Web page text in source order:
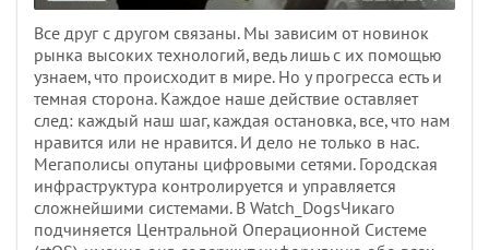
Все друг с другом связаны. Мы зависим от новинок
рынка высоких технологий, ведь лишь с их помощью
узнаем, что происходит в мире. Но у прогресса есть и
темная сторона. Каждое наше действие оставляет
след: каждый наш шаг, каждая остановка, все, что нам
нравится или не нравится. И дело не только в нас.
Мегаполисы опутаны цифровыми сетями. Городская
инфраструктура контролируется и управляется
сложнейшими системами. В Watch_DogsЧикаго
подчиняется Центральной Операционной Системе